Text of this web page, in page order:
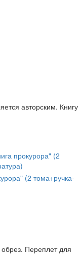
авторским. Книгу
(2 тома+ручка-
Переплет для